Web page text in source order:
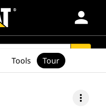
person
more_vert
Tools Tour